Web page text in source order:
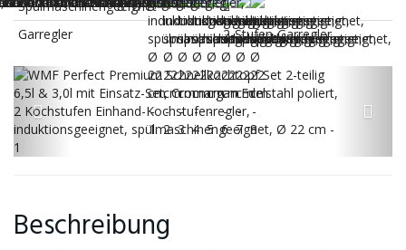
Spülmaschinengeeignet
Garregler
2-Stufen-Garregler
Beschreibung